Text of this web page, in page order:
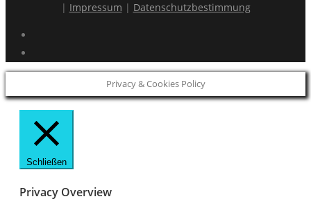
| Impressum | Datenschutzbestimmung
Privacy & Cookies Policy
Schließen
Privacy Overview